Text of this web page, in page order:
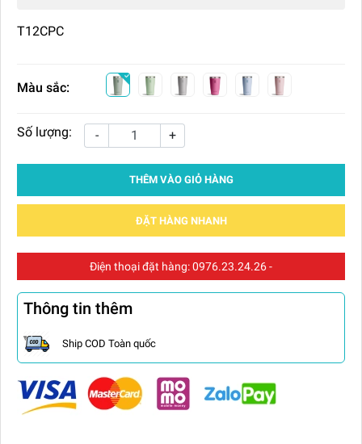
T12CPC
Màu sắc:
Số lượng: - +
THÊM VÀO GIỎ HÀNG
ĐẶT HÀNG NHANH
Điện thoại đặt hàng:0976.23.24.26-
Thông tin thêm
Ship COD Toàn quốc